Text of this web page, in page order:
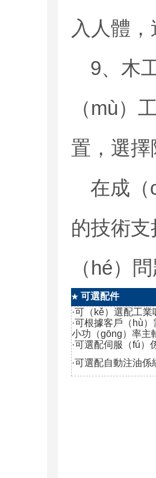
入人體
9、木
（mù）
置，選
在成（
的技術
（hé）
★ 可選配件
·可（kě）選配工業
·可根據客戶（hù
小功（gōng）率主
·可選配伺服（fú）
·可選配自動注油係